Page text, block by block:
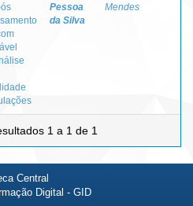
Pessoa
da Silva
Mendes
1 a 1 de 1
Central
Digital - GID